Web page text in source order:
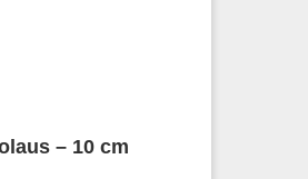
– 10 cm